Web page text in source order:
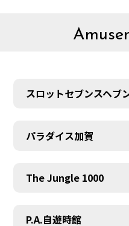
スロットセブンスヘブ
パラダイス加賀
The Jungle 1000
P.A.自遊時館